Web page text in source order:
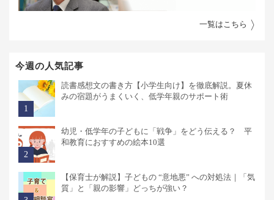
一覧はこちら
今週の人気記事
読書感想文の書き方【小学生向け】を徹底解説。夏休
みの宿題がうまくいく、低学年親のサポート術
幼児・低学年の子どもに「戦争」をどう伝える？ 平
和教育におすすめの絵本10選
【保育士が解説】子どもの “意地悪” への対処法｜「気
質」と「親の影響」どっちが強い？